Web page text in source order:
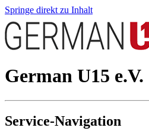
Springe direkt zu Inhalt
German U15 e.V.
Service-Navigation